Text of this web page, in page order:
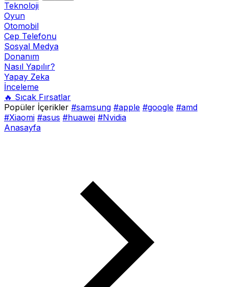
Teknoloji
Oyun
Otomobil
Cep Telefonu
Sosyal Medya
Donanım
Nasıl Yapılır?
Yapay Zeka
İnceleme
🔥 Sıcak Fırsatlar
Popüler İçerikler #samsung #apple #google #amd
#Xiaomi #asus #huawei #Nvidia
Anasayfa